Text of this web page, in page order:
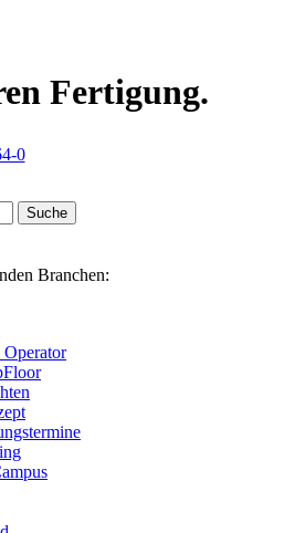
Fertigung.
0
Branchen:
Operator